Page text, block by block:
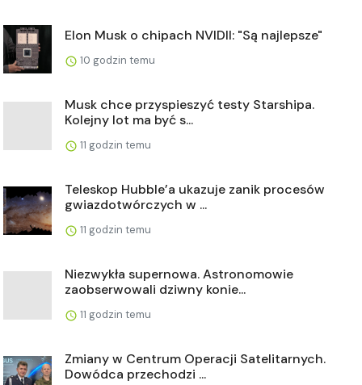
Elon Musk o chipach NVIDII: "Są najlepsze"
10 godzin temu
Musk chce przyspieszyć testy Starshipa.
Kolejny lot ma być s...
11 godzin temu
Teleskop Hubble’a ukazuje zanik procesów
gwiazdotwórczych w ...
11 godzin temu
Niezwykła supernowa. Astronomowie
zaobserwowali dziwny konie...
11 godzin temu
Zmiany w Centrum Operacji Satelitarnych.
Dowódca przechodzi ...